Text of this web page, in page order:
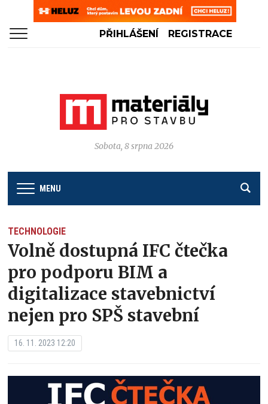
PŘIHLÁŠENÍ REGISTRACE
Sobota, 8 srpna 2026
MENU
TECHNOLOGIE
Volně dostupná IFC čtečka
pro podporu BIM a
digitalizace stavebnictví
nejen pro SPŠ stavební
16. 11. 2023 12:20